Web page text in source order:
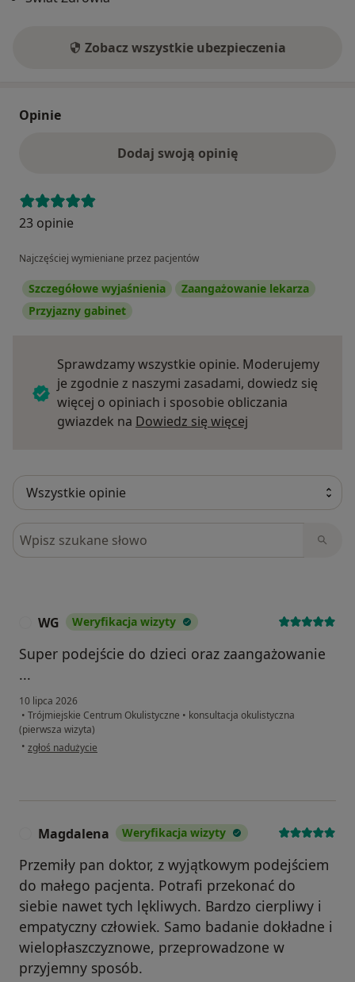
Zobacz wszystkie ubezpieczenia
Opinie
Dodaj swoją opinię
23 opinie
Najczęściej wymieniane przez pacjentów
Szczegółowe wyjaśnienia
Zaangażowanie lekarza
Przyjazny gabinet
Sprawdzamy wszystkie opinie. Moderujemy
je zgodnie z naszymi zasadami, dowiedz się
więcej o opiniach i sposobie obliczania
gwiazdek na Dowiedz się więcej
Szukaj w opiniach
WG Weryfikacja wizyty
Super podejście do dzieci oraz zaangażowanie
...
10 lipca 2026
• Trójmiejskie Centrum Okulistyczne • konsultacja okulistyczna
(pierwsza wizyta)
• w opinii użytkownika WG
zgłoś nadużycie
Magdalena Weryfikacja wizyty
Przemiły pan doktor, z wyjątkowym podejściem
do małego pacjenta. Potrafi przekonać do
siebie nawet tych lękliwych. Bardzo cierpliwy i
empatyczny człowiek. Samo badanie dokładne i
wielopłaszczyznowe, przeprowadzone w
przyjemny sposób.